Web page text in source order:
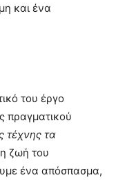
και ένα
του έργο
πραγματικού
τέχνης τα
ζωή του
ένα απόσπασμα,